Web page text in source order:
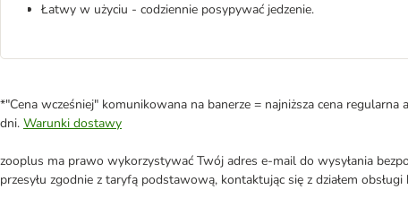
Łatwy w użyciu - codziennie posypywać jedzenie.
*"Cena wcześniej" komunikowana na banerze = najniższa cena
dni. Warunki dostawy
zooplus ma prawo wykorzystywać Twój adres e-mail do wysyłania
przesyłu zgodnie z taryfą podstawową, kontaktując się z działem